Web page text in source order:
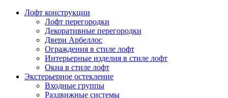
Лофт конструкции
Лофт перегородки
Декоративные перегородки
Двери Арбеллос
Ограждения в стиле лофт
Интерьерные изделия в стиле лофт
Окна в стиле лофт
Экстерьерное остекление
Входные группы
Раздвижные системы